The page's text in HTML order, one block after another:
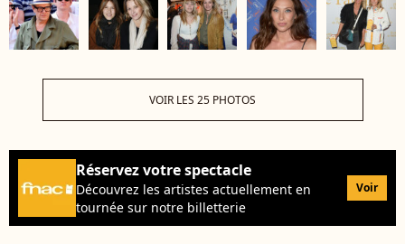
VOIR LES 25 PHOTOS
Réservez votre spectacle
Découvrez les artistes actuellement en
tournée sur notre billetterie
Voir